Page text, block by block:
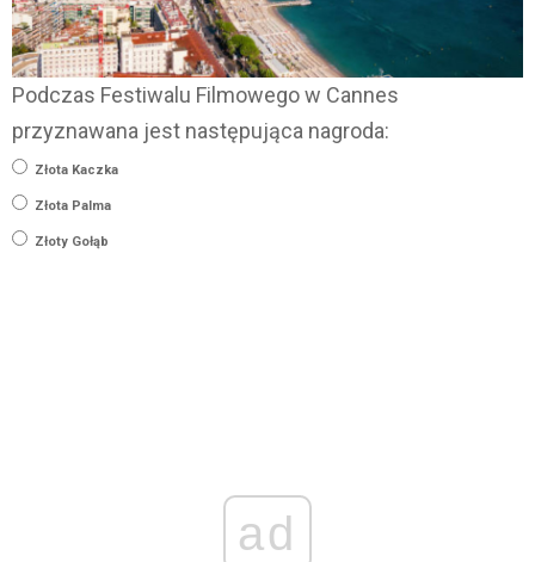
Podczas Festiwalu Filmowego w Cannes
przyznawana jest następująca nagroda:
Złota Kaczka
Złota Palma
Złoty Gołąb
ad